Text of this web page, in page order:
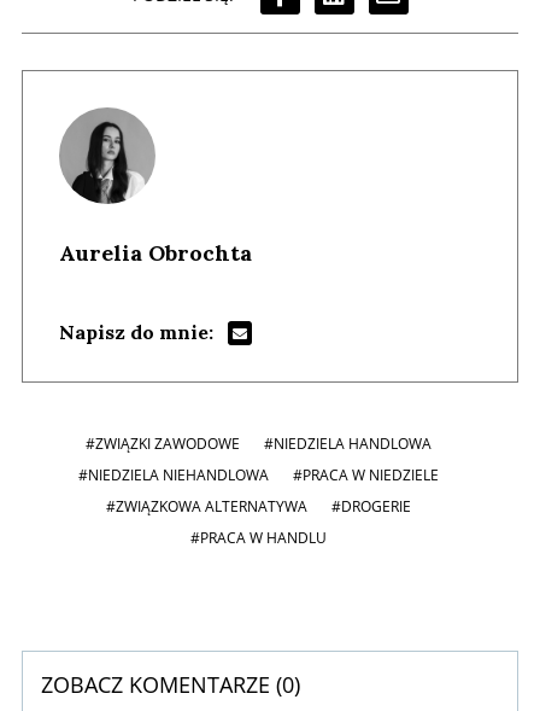
Aurelia Obrochta
Napisz do mnie:
#ZWIĄZKI ZAWODOWE
#NIEDZIELA HANDLOWA
#NIEDZIELA NIEHANDLOWA
#PRACA W NIEDZIELE
#ZWIĄZKOWA ALTERNATYWA
#DROGERIE
#PRACA W HANDLU
ZOBACZ KOMENTARZE (0)